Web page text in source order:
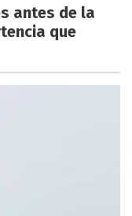
antes de la
que